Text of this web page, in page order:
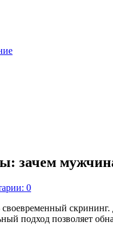
зачем
0
подход позволяет